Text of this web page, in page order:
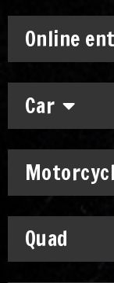
Online
Car
Quad